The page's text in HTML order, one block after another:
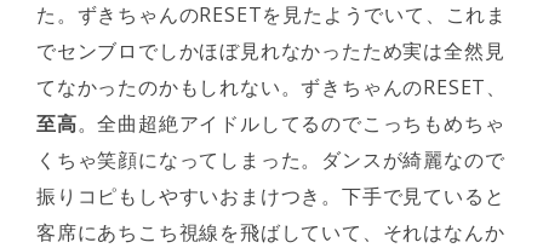
た。ずきちゃんのRESETを見たようでいて、これま
でセンブロでしかほぼ見れなかったため実は全然見
てなかったのかもしれない。ずきちゃんのRESET、
至高。全曲超絶アイドルしてるのでこっちもめちゃ
くちゃ笑顔になってしまった。ダンスが綺麗なので
振りコピもしやすいおまけつき。下手で見ていると
客席にあちこち視線を飛ばしていて、それはなんか